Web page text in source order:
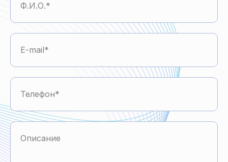
Ф.И.О.
E-mail
Телефон
Описание